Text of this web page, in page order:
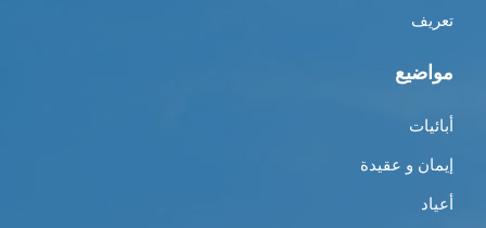
تعريف
مواضيع
أبائيات
إيمان و عقيدة
أعياد